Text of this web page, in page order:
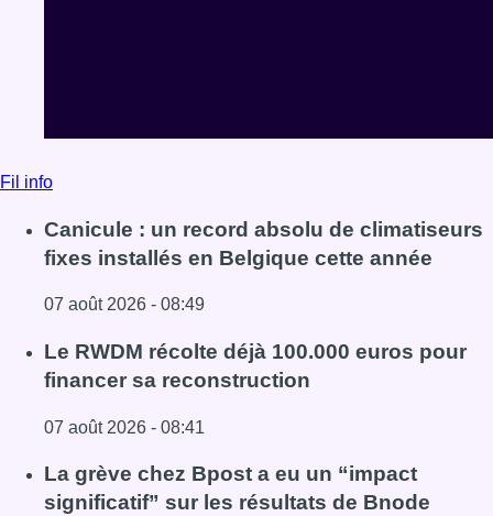
Fil info
Canicule : un record absolu de climatiseurs
fixes installés en Belgique cette année
07 août 2026 - 08:49
Lire l'article Canicule : un record absolu de climatiseurs
Le RWDM récolte déjà 100.000 euros pour
financer sa reconstruction
07 août 2026 - 08:41
Lire l'article Le RWDM récolte déjà 100.000 euros pour
La grève chez Bpost a eu un “impact
significatif” sur les résultats de Bnode